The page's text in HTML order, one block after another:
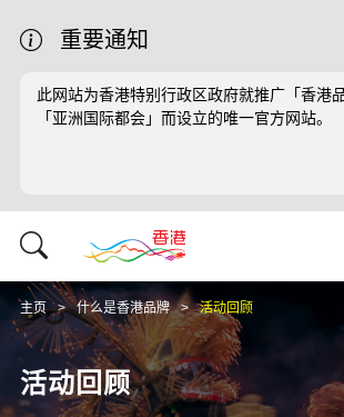
重要通知
此网站为香港特别行政区政府就推广「香港
「亚洲国际都会」而设立的唯一官方网站。
主页 什么是香港品牌 活动回顾
活动回顾